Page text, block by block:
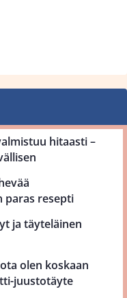
hitaasti –
paras resepti
ja täyteläinen
olen koskaan
juustotäyte